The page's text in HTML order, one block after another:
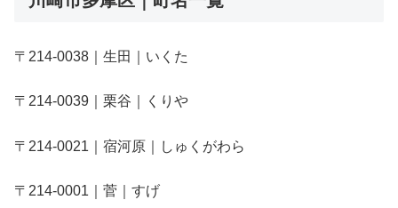
〒214-0038｜生田｜いくた
〒214-0039｜栗谷｜くりや
〒214-0021｜宿河原｜しゅくがわら
〒214-0001｜菅｜すげ